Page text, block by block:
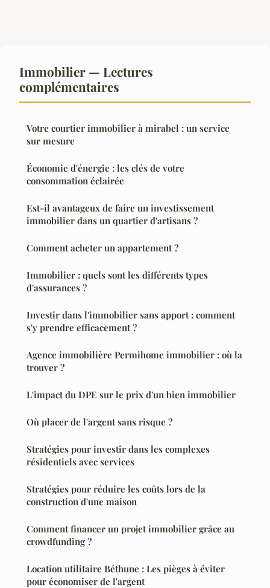
Immobilier — Lectures
complémentaires
Votre courtier immobilier à mirabel : un service
sur mesure
Économie d'énergie : les clés de votre
consommation éclairée
Est-il avantageux de faire un investissement
immobilier dans un quartier d'artisans ?
Comment acheter un appartement ?
Immobilier : quels sont les différents types
d'assurances ?
Investir dans l'immobilier sans apport : comment
s'y prendre efficacement ?
Agence immobilière Permihome immobilier : où la
trouver ?
L'impact du DPE sur le prix d'un bien immobilier
Où placer de l'argent sans risque ?
Stratégies pour investir dans les complexes
résidentiels avec services
Stratégies pour réduire les coûts lors de la
construction d'une maison
Comment financer un projet immobilier grâce au
crowdfunding ?
Location utilitaire Béthune : Les pièges à éviter
pour économiser de l'argent